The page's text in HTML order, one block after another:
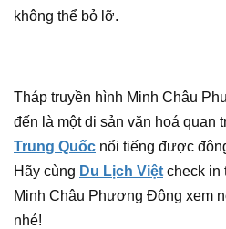
không thể bỏ lỡ.
Tháp truyền hình Minh Châu
đến là một di sản văn hoá quan
Trung Quốc nổi tiếng được
Hãy cùng Du Lịch Việt check in
Minh Châu Phương Đông xem
nhé!